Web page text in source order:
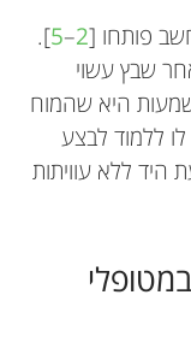
פותחו [2
–
5
].
שבץ עשוי
היא שהמוח
ללמוד לבצע
היד ללא עוויתות